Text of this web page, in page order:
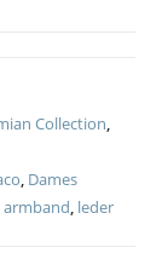
Collection,
, Dames
armband, leder